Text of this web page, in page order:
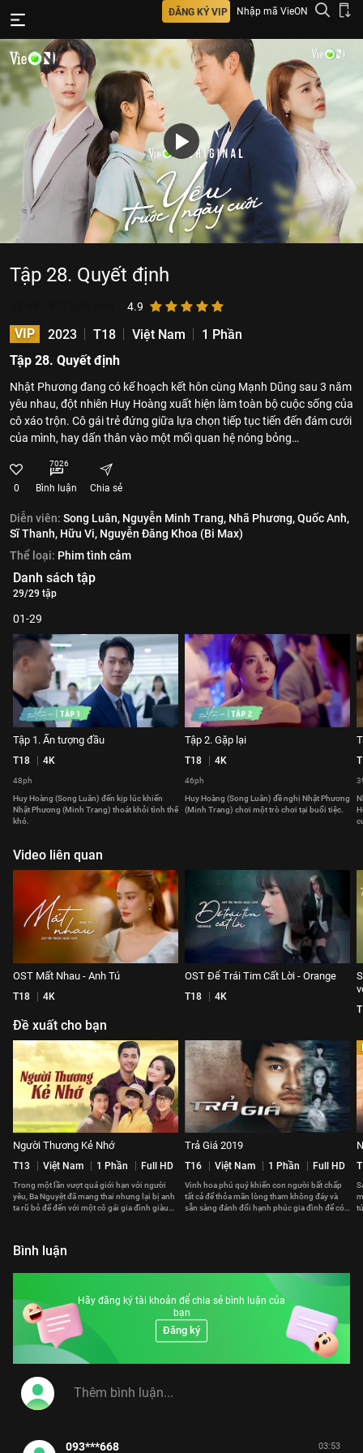
ĐĂNG KÝ VIP Nhập mã VieON
Tập 28. Quyết định
4.9
VIP 2023 T18 Việt Nam
1 Phần
Tập 28. Quyết định
Nhật Phương đang có kế hoạch kết hôn cùng Mạnh Dũng sau 3 năm
yêu nhau, đột nhiên Huy Hoàng xuất hiện làm toàn bộ cuộc sống của
cô xáo trộn. Cô gái trẻ đứng giữa lựa chọn tiếp tục tiến đến đám cưới
của mình, hay dấn thân vào một mối quan hệ nóng bỏng…
0
7026
Bình luận Chia sẻ
Diễn viên: Song Luân, Nguyễn Minh Trang, Nhã Phương,Quốc Anh,
Sĩ Thanh, Hữu Vi, Nguyễn Đăng Khoa (Bi Max)
Thể loại: Phim tình cảm
Danh sách tập
29/29 tập
01-29
Tập 1. Ấn tượng đầu
T18 4K
48ph
Huy Hoàng (Song Luân) đến kịp lúc khiến
Nhật Phương (Minh Trang) thoát khỏi tình thế
khó.
Tập 2. Gặp lại
T18 4K
46ph
Huy Hoàng (Song Luân) đề nghị Nhật Phương
(Minh Trang) chơi một trò chơi tại buổi tiệc.
Video liên quan
OST Mất Nhau - Anh Tú
T18 4K
OST Để Trái Tim Cất Lời - Orange
T18 4K
Đề xuất cho bạn
Người Thương Kẻ Nhớ
T13 Việt Nam 1 Phần Full HD
Trong một lần vượt quá giới hạn với người
yêu, Ba Nguyệt đã mang thai nhưng lại bị anh
ta rũ bỏ để đến với một cô gái gia đình giàu
Trả Giá 2019
T16 Việt Nam 1 Phần Full HD
Vinh hoa phú quý khiến con người bất chấp
tất cả để thỏa mãn lòng tham không đáy và
sẵn sàng đánh đổi hạnh phúc gia đình để có
Bình luận
Hãy đăng ký tài khoản để chia sẻ bình luận của
bạn
Đăng ký
093***668 03:53